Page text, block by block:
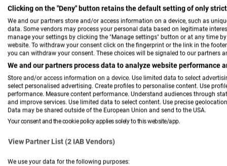
Clicking on the "Deny" button retains the default setting of only
We and our partners store and/or access information on a device, such as
data. Some vendors may process your personal data based on legitimate
manage your settings by clicking the "Manage settings" button or at any time
website. To withdraw your consent click on the fingerprint or the link in the
you can withdraw your consent. These choices will be signaled to our partners
We and our partners process data to analyze website performance
Store and/or access information on a device. Use limited data to select
select personalised advertising. Create profiles to personalise content. Use
performance. Measure content performance. Understand audiences through
and improve services. Use limited data to select content. Use precise
Data may be shared outside of the European Union and send to the USA.
Your consent and the cookie policy applies solely to this website/app.
View Partner List (2 IAB Vendors)
We use your data for the following purposes:
Preis
-7 %